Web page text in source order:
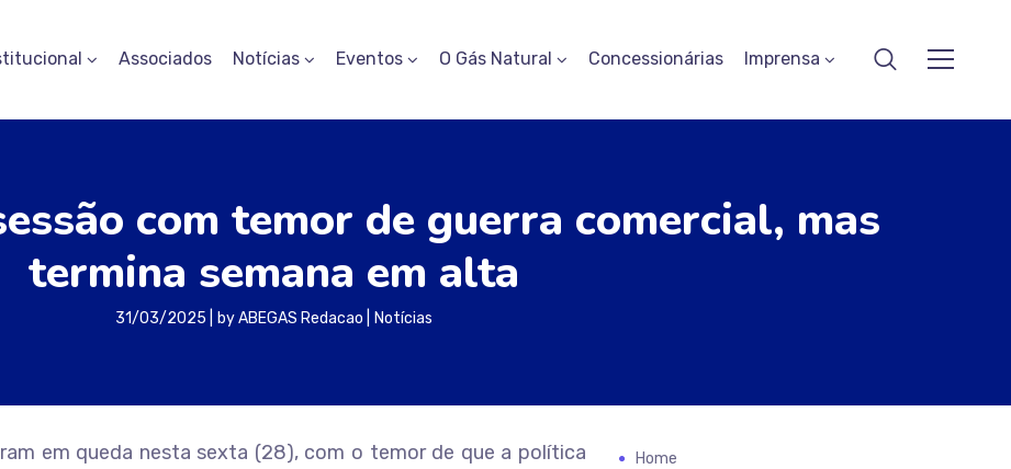
Associados Notícias Eventos O Gás Natural Concessionárias Imprensa
com temor de guerra comercial, mas
termina semana em alta
31/03/2025 byABEGAS Redacao Notícias
em queda nesta sexta (28), com o temor de que a política
Home